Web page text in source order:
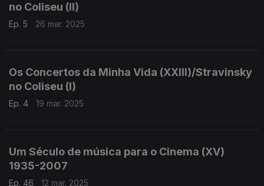
no Coliseu (II)
Ep. 5 26 mar. 2025
Os Concertos da Minha Vida (XXIII)/Stravinsky
no Coliseu (I)
Ep. 4 19 mar. 2025
Um Século de música para o Cinema (XV)
1935-2007
Ep. 46 12 mar. 2025